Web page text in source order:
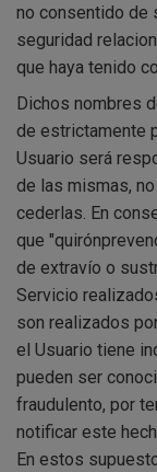
no consentido de
seguridad
que haya tenido
Dichos nombres
de estrictamente
Usuario será
de las mismas,
cederlas. En
que
de extravío o
Servicio
son realizados
el Usuario tiene
pueden ser
fraudulento, por
notificar este
En estos